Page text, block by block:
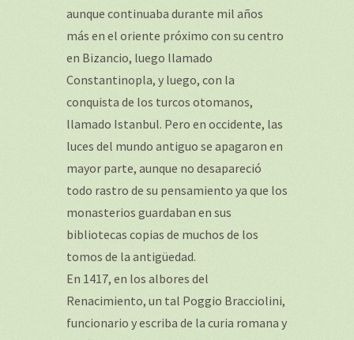
aunque continuaba durante mil años
más en el oriente próximo con su centro
en Bizancio, luego llamado
Constantinopla, y luego, con la
conquista de los turcos otomanos,
llamado Istanbul. Pero en occidente, las
luces del mundo antiguo se apagaron en
mayor parte, aunque no desapareció
todo rastro de su pensamiento ya que los
monasterios guardaban en sus
bibliotecas copias de muchos de los
tomos de la antigüedad.
En 1417, en los albores del
Renacimiento, un tal Poggio Bracciolini,
funcionario y escriba de la curia romana y